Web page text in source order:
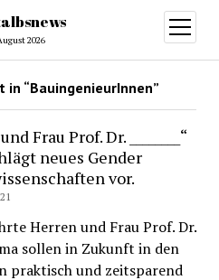
2026
Menü
öffnen
“BauingenieurInnen”
Frau Prof. Dr. ________“
neues Gender
vor.
Herren und Frau Prof. Dr.
sollen in Zukunft in den
praktisch und zeitsparend